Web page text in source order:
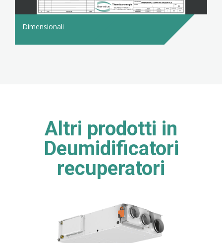
Dimensionali
Altri prodotti in
Deumidificatori
recuperatori